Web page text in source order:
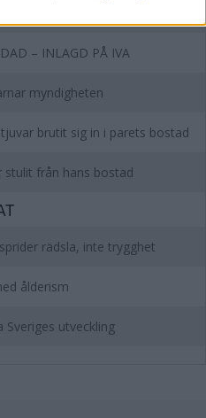
– INLAGD PÅ IVA
myndigheten
brutit sig in i parets bostad
stulit från hans bostad
rädsla, inte trygghet
ålderism
Sveriges utveckling